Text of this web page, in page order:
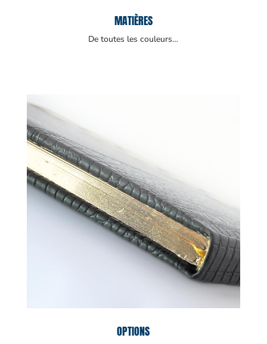
MATIÈRES
De toutes les couleurs…
OPTIONS